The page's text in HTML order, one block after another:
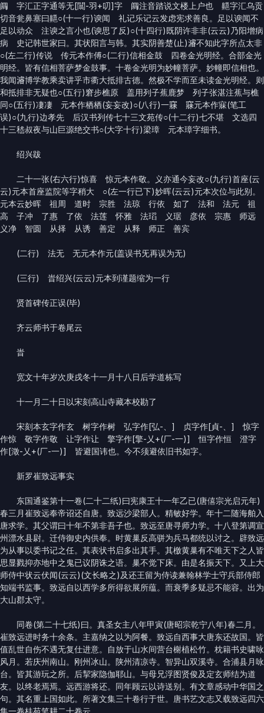
阘 字汇正字通等无[闒-羽+叨]字 阘注音踏说文楼上户也 齆字汇乌贡
切音瓮鼻塞曰齆○(十一行)谀闻 礼记乐记云发虑宪求善良。足以谀闻不
足以动众 注谀之言小也(谀思了反)○(十四行)既阴许非非(云云)乃阳增病
病 史记韩世家曰。其状阳言与韩。其实阴善楚(止)𤀹不知此字所点太非
○(左二行)传说 传元本作傅○(二行)信相金鼓 四卷金光明经。合部金光
明经。皆有信相菩萨梦金鼓事。十卷金光明为妙幢菩萨。妙幢即信相也。
我闻𤀹博学教乘卖讲乎市衢大抵排古德。然极不学而至未读金光明经。则
和抵排非无疑也○(五行)窘步樵原 盖用列子蕉鹿梦 列子张湛注蕉与樵
同○(五行)凄凄 元本作栖栖(妄妄改)○(八行)一𥧌 𥧌元本作寐(笔工
误)○(九行)边孝先 后汉书列传七十三文苑传○(十二行)七不堪 文选四
十三嵇叔夜与山巨源绝交书○(大字十行)梁璋 元本璋字细书。
绍兴跋
二十一张(右六行)惊喜 惊元本作敬。义亦通今妄改○(九行)首座(云
云)元本首座监院等字稍大 ○(左一行已下)妙晖(云云)元本次位与此别。
元本云妙晖 祖周 道时 宗胜 法琼 行依 如了 法和 法元 祖
高 子冲 了惠 了依 法莲 怀雅 法瑫 义琚 彦依 宗惠 师远
义净 智圆 从择 从诱 善定 从释 师正 善宾
(二行) 法无 无元本作元(盖误书旡再误为无)
(三行) 旹绍兴(云云)元本到谨题缩为一行
贤首碑传正误(毕)
齐云师书于卷尾云
旹
宽文十年岁次庚戌冬十一月十八日后学道栋写
十一月二十日以宋刻高山寺藏本校勘了
宋刻本玄字作玄 树字作树 弘字作[弘-、] 贞字作[貞-、] 惊字
作惊 敬字作敬 让字作让 擎字作[擎-乂+(厂-一)] 恒字作恒 澄字
作[澂-乂+(厂-一)] 皆避国讳也。今不须避依旧书如字。
新罗崔致远事实
东国通鉴第十一卷(二十二纸)曰宪康王十一年乙已(唐僖宗光启元年)
春三月崔致远奉帝诏还自唐。致远沙梁部人。精敏好学。年十二随海舶入
唐求学。其父谓曰十年不第非吾子也。致远至唐寻师力学。十八登第调宣
州漂水县尉。迁侍御史内供奉。时黄巢反高骈为兵马都统以讨之。辟致远
为从事以委书记之任。其表状书启多出其手。其檄黄巢有不唯天下之人皆
思显戮抑亦地中之鬼已议阴诛之语。巢不觉下床。由是名振天下。又上大
师侍中状云伏闻(云云)(文长略之)及还王留为侍读兼翰林学士守兵部侍郎
知端书监事。致远自以西学多所得欲展所蕴。而衰季多疑忌不能容。出为
大山郡太守。
同卷(第二十七纸)曰。真圣女主八年甲寅(唐昭宗乾宁八年)春二月。
崔致远进时务十余条。主嘉纳之以为阿餐。致远自西事大唐东还故国。皆
值乱世自伤不遇无复仕进意。自放于山水间营台榭植松竹。枕籍书史啸咏
风月。若庆州南山。刚州冰山。陕州清凉寺。智异山双溪寺。合浦县月咏
台。皆其游玩之所。后挈家隐伽耶山。与母兄浮图贤俊及定玄师结为道
友。以终老焉焉。远西游将还。同年顾云以诗送别。有文章感动中华国之
句。其名重上国如此。所著文集三十卷行于世。唐书艺文志又载致远四六
集一卷桂苑笔耕二十卷云。